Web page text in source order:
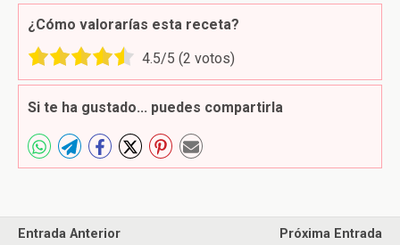
¿Cómo valorarías esta receta?
4.5/5 (2 votos)
Si te ha gustado... puedes compartirla
Entrada Anterior
Próxima Entrada